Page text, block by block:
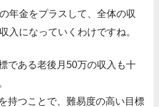
年金をプラスして、全体の収
入になっていくわけですね。
である老後月50万の収入も十
持つことで、難易度の高い目標